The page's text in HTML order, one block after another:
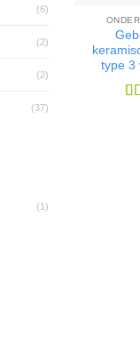
(6)
(2)
(2)
(37)
(1)
type 3